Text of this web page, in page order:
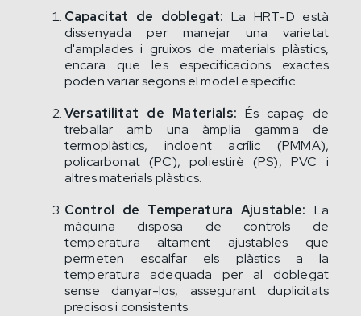
Capacitat de doblegat:La HRT-D està
dissenyada per manejar una varietat
d'amplades i gruixos de materials plàstics,
encara que les especificacions exactes
poden variar segons el model específic.
Versatilitat de Materials: És capaç de
treballar amb una àmplia gamma de
termoplàstics, incloent acrílic (PMMA),
policarbonat (PC), poliestirè (PS), PVC i
altres materials plàstics.
Control de Temperatura Ajustable: La
màquina disposa de controls de
temperatura altament ajustables que
permeten escalfar els plàstics a la
temperatura adequada per al doblegat
sense danyar-los, assegurant duplicitats
precisos i consistents.